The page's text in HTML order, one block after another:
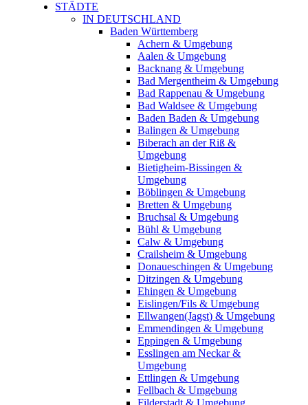
STÄDTE
IN DEUTSCHLAND
Baden Württemberg
Achern & Umgebung
Aalen & Umgebung
Backnang & Umgebung
Bad Mergentheim & Umgebung
Bad Rappenau & Umgebung
Bad Waldsee & Umgebung
Baden Baden & Umgebung
Balingen & Umgebung
Biberach an der Riß &
Umgebung
Bietigheim-Bissingen &
Umgebung
Böblingen & Umgebung
Bretten & Umgebung
Bruchsal & Umgebung
Bühl & Umgebung
Calw & Umgebung
Crailsheim & Umgebung
Donaueschingen & Umgebung
Ditzingen & Umgebung
Ehingen & Umgebung
Eislingen/Fils & Umgebung
Ellwangen(Jagst) & Umgebung
Emmendingen & Umgebung
Eppingen & Umgebung
Esslingen am Neckar &
Umgebung
Ettlingen & Umgebung
Fellbach & Umgebung
Filderstadt & Umgebung